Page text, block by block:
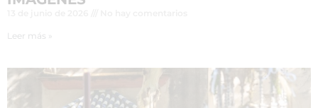
Leer más »